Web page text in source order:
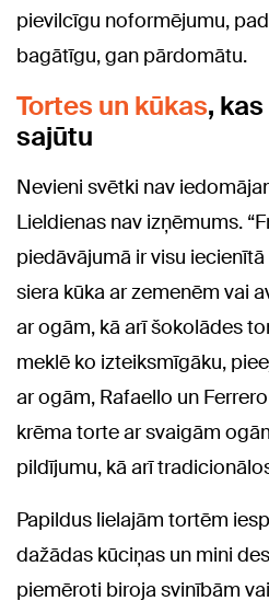
pievilcīgu noformējumu,
bagātīgu, gan pārdomātu.
Tortes un kūkas,
sajūtu
Nevieni svētki nav
Lieldienas nav izņēmums.
piedāvājumā ir visu
siera kūka ar zemenēm vai
ar ogām, kā arī šokolādes
meklē ko izteiksmīgāku,
ar ogām, Rafaello un
krēma torte ar svaigām
pildījumu, kā arī
Papildus lielajām tortēm
dažādas kūciņas un mini
piemēroti biroja svinībām